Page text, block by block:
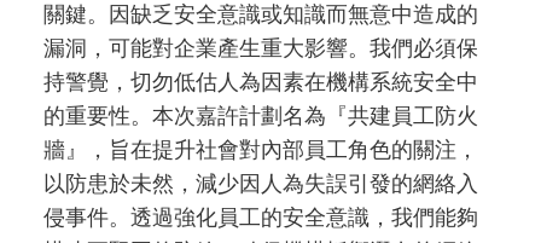
關鍵。因缺乏安全意識或知識而無意中造成的
漏洞，可能對企業產生重大影響。我們必須保
持警覺，切勿低估人為因素在機構系統安全中
的重要性。本次嘉許計劃名為『共建員工防火
牆』，旨在提升社會對內部員工角色的關注，
以防患於未然，減少因人為失誤引發的網絡入
侵事件。透過強化員工的安全意識，我們能夠